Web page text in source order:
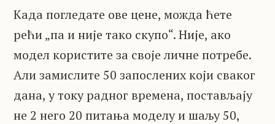
Када погледате ове цене, можда ћете
рећи „па и није тако скупо“. Није, ако
модел користите за своје личне потребе.
Али замислите 50 запослених који сваког
дана, у току радног времена, постављају
не 2 него 20 питања моделу и шаљу 50,